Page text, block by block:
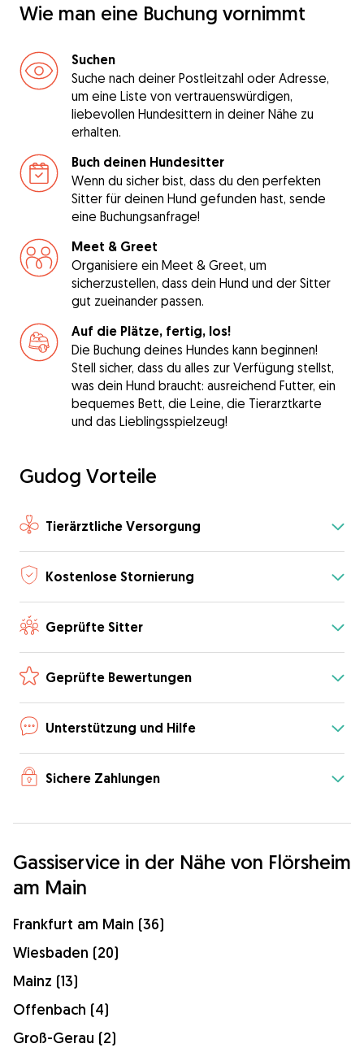
Wie man eine Buchung vornimmt
Suchen
Suche nach deiner Postleitzahl oder Adresse,
um eine Liste von vertrauenswürdigen,
liebevollen Hundesittern in deiner Nähe zu
erhalten.
Buch deinen Hundesitter
Wenn du sicher bist, dass du den perfekten
Sitter für deinen Hund gefunden hast, sende
eine Buchungsanfrage!
Meet & Greet
Organisiere ein Meet & Greet, um
sicherzustellen, dass dein Hund und der Sitter
gut zueinander passen.
Auf die Plätze, fertig, los!
Die Buchung deines Hundes kann beginnen!
Stell sicher, dass du alles zur Verfügung stellst,
was dein Hund braucht: ausreichend Futter, ein
bequemes Bett, die Leine, die Tierarztkarte
und das Lieblingsspielzeug!
Gudog Vorteile
Tierärztliche Versorgung
Kostenlose Stornierung
Geprüfte Sitter
Geprüfte Bewertungen
Unterstützung und Hilfe
Sichere Zahlungen
Gassiservice in der Nähe von Flörsheim
am Main
Frankfurt am Main (36)
Wiesbaden (20)
Mainz (13)
Offenbach (4)
Groß-Gerau (2)